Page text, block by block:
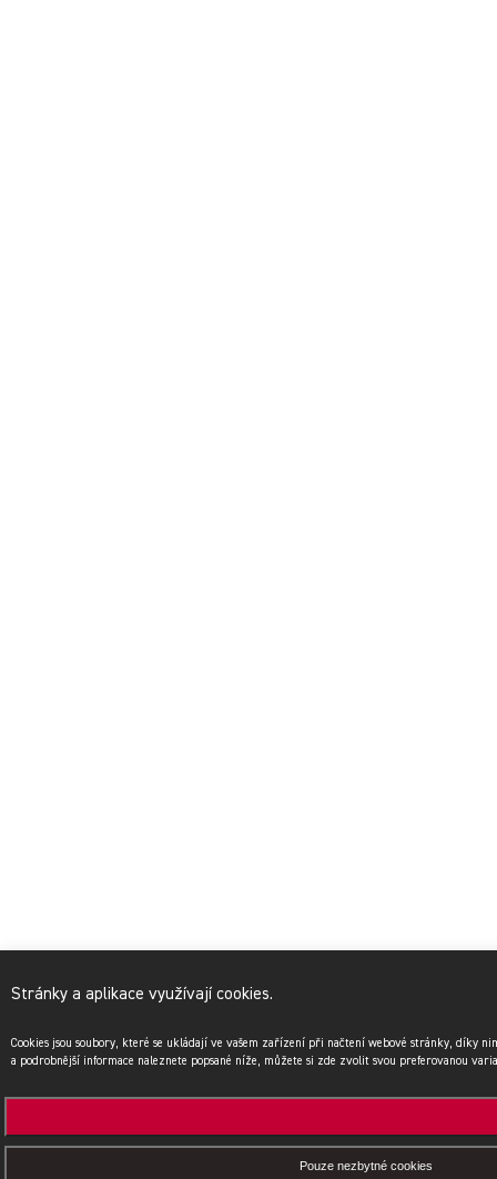
Stránky a aplikace využívají cookies.
Cookies jsou soubory, které se ukládají ve vašem zařízení při načtení webové stránky, díky
a podrobnější informace naleznete popsané níže, můžete si zde zvolit svou preferovanou
Pouze nezbytné cookies